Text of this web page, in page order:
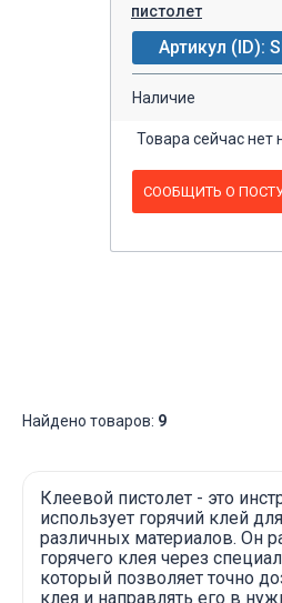
пистолет
Артикул (ID):
Наличие
Товара сейчас нет
СООБЩИТЬ О
Найдено товаров: 9
Клеевой пистолет - это
использует горячий клей
различных материалов. Он
горячего клея через
который позволяет точно
клея и направлять его в